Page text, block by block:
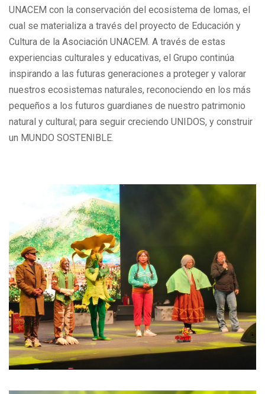
UNACEM con la conservación del ecosistema de lomas, el
cual se materializa a través del proyecto de Educación y
Cultura de la Asociación UNACEM. A través de estas
experiencias culturales y educativas, el Grupo continúa
inspirando a las futuras generaciones a proteger y valorar
nuestros ecosistemas naturales, reconociendo en los más
pequeños a los futuros guardianes de nuestro patrimonio
natural y cultural; para seguir creciendo UNIDOS, y construir
un MUNDO SOSTENIBLE.